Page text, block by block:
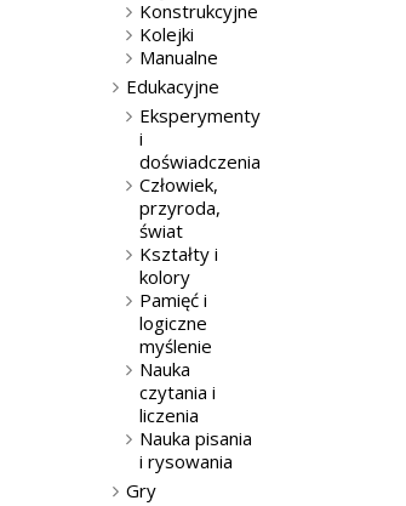
Konstrukcyjne
Kolejki
Manualne
Edukacyjne
Eksperymenty
i
doświadczenia
Człowiek,
przyroda,
świat
Kształty i
kolory
Pamięć i
logiczne
myślenie
Nauka
czytania i
liczenia
Nauka pisania
i rysowania
Gry